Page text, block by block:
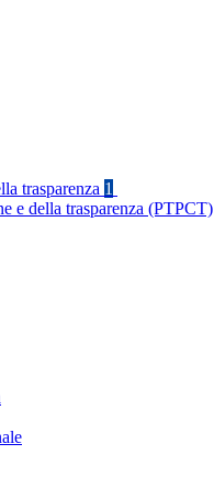
trasparenza 1
e della trasparenza (PTPCT)